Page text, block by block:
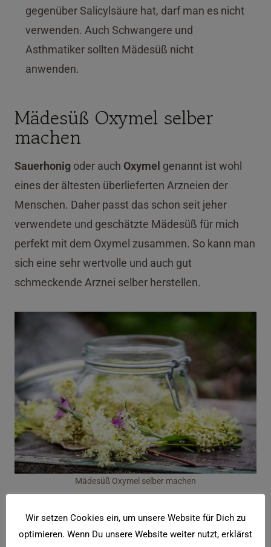
gegenüber Salicylsäure hat, darf man es nicht
verwenden. Auch Schwangere und
Asthmatiker sollten Mädesüß nicht
anwenden.
Mädesüß Oxymel selber
machen
Sauerhonig oder auch Oxymel genannt ist wohl
eines der ältesten überlieferten Arzneien der
Menschen. Daher passt das schon seit jeher
verwendete und geschätzte Mädesüß für mich
perfekt mit dem Oxymel zusammen. So kann man
sich eine sehr wertvolle und auch gut
schmeckende Arznei selber herstellen.
Mädesüß Oxymel selber machen
Zutaten für das Mädesüß Oxymel
Wir setzen Cookies ein, um unsere Website für Dich zu
optimieren. Wenn Du unsere Website weiter nutzt, erklärst